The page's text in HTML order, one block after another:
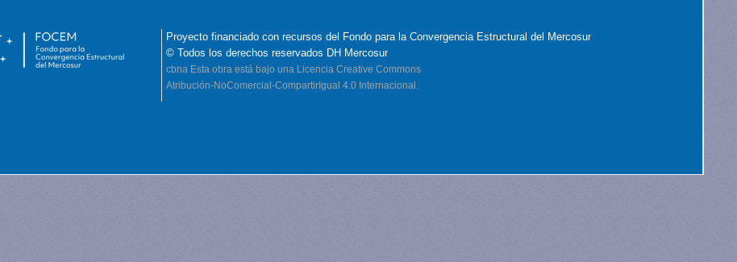
Proyecto financiado con recursos del Fondo para la Convergencia Estructural del Mercosur
© Todos los derechos reservados DH Mercosur
cbna Esta obra está bajo una Licencia Creative Commons
Atribución-NoComercial-CompartirIgual 4.0 Internacional.